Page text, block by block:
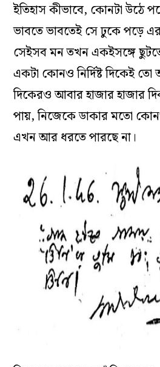
ইতিহাস কীভাবে, কোনটা উঠে
ভাবতে ভাবতেই সে ঢুকে পড়ে
সেইসব মন তখন একইসঙ্গে
একটা কোনও নির্দিষ্ট দিকেই
দিকেরও আবার হাজার হাজার
পায়, নিজেকে ডাকার মতো
এখন আর ধরতে পারছে না।